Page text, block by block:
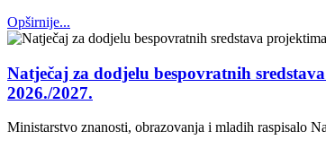
Opširnije...
Natječaj za dodjelu bespovratnih
2026./2027.
Ministarstvo znanosti, obrazovanja i mladih raspisalo